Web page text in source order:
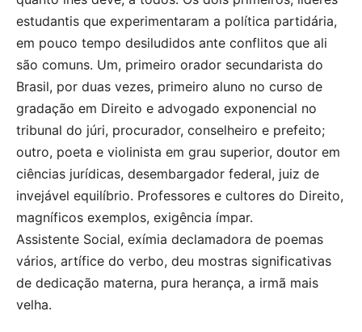
estudantis que experimentaram a política partidária,
em pouco tempo desiludidos ante conflitos que ali
são comuns. Um, primeiro orador secundarista do
Brasil, por duas vezes, primeiro aluno no curso de
gradação em Direito e advogado exponencial no
tribunal do júri, procurador, conselheiro e prefeito;
outro, poeta e violinista em grau superior, doutor em
ciências jurídicas, desembargador federal, juiz de
invejável equilíbrio. Professores e cultores do Direito,
magníficos exemplos, exigência ímpar.
Assistente Social, exímia declamadora de poemas
vários, artífice do verbo, deu mostras significativas
de dedicação materna, pura herança, a irmã mais
velha.